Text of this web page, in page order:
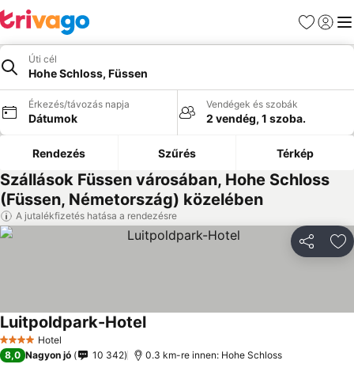
Kedvencek
Úti cél
Hohe Schloss, Füssen
Érkezés/távozás napja
Dátumok
Vendégek és szobák
2 vendég, 1 szoba.
Rendezés Szűrés Térkép
Szállások Füssen városában, Hohe Schloss
(Füssen, Németország) közelében
A jutalékfizetés hatása a rendezésre
4 KategóriaHotel
Luitpoldpark-Hotel
8,0 Nagyon jó 10 342 0.3 km-re innen: Hohe Schloss